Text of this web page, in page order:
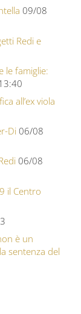
09/08
Redi e
le famiglie:
all’ex viola
Di 06/08
06/08
il Centro
è un
sentenza del